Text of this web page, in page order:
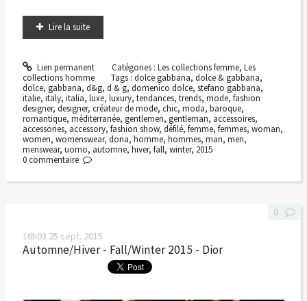
Lire la suite
Lien permanent Catégories : Les collections femme, Les
collections homme
Tags :dolce gabbana,dolce & gabbana,
dolce, gabbana, d&g, d & g, domenico dolce, stefano gabbana,
italie, italy, italia, luxe, luxury, tendances, trends, mode, fashion
designer, designer, créateur de mode, chic, moda, baroque,
romantique, méditerranée, gentlemen, gentleman, accessoires,
accessories, accessory, fashion show, défilé, femme, femmes, woman,
women, womenswear, dona, homme, hommes, man, men,
menswear, uomo, automne, hiver, fall, winter, 2015
0 commentaire
16h03 25 sept. 2015
Automne/Hiver - Fall/Winter 2015 - Dior
0